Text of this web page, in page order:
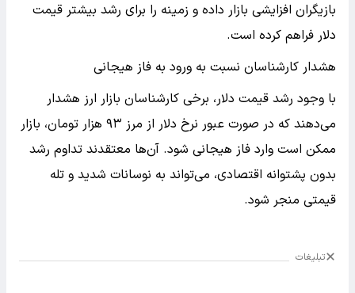
بازیگران افزایشی بازار داده و زمینه را برای رشد بیشتر قیمت
دلار فراهم کرده است.
هشدار کارشناسان نسبت به ورود به فاز هیجانی
با وجود رشد قیمت دلار، برخی کارشناسان بازار ارز هشدار
می‌دهند که در صورت عبور نرخ دلار از مرز ۹۳ هزار تومان، بازار
ممکن است وارد فاز هیجانی شود. آن‌ها معتقدند تداوم رشد
بدون پشتوانه اقتصادی، می‌تواند به نوسانات شدید و تله
قیمتی منجر شود.
تبلیغات